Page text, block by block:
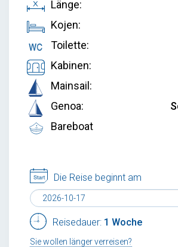
Länge:
Kojen:
Toilette:
Kabinen:
Mainsail:
Genoa:
Bareboat
Die Reise beginnt am
Reisedauer: 1 Woche
Sie wollen länger verreisen?